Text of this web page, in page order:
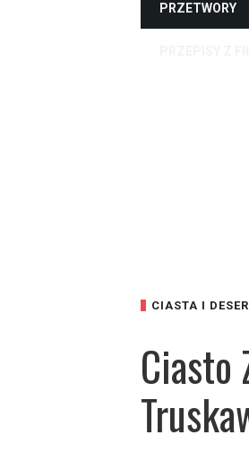
PRZETWORY
CIASTA I
Ciasto